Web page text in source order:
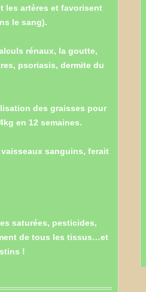
les artères et favorisent
le sang).
rénaux, la goutte,
psoriasis, dermite du
des graisses pour
en 12 semaines.
sanguins, ferait
saturées, pesticides,
de tous les tissus…et
!